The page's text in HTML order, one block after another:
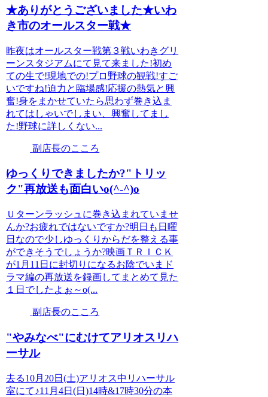
★ありがとうございました★いわ
き市のオールスター戦★
昨夜はオールスター戦第３戦いわきグリ
ーンスタジアムにて見て来ました!初め
ての生で!現地での!プロ野球の観戦!すご
いですね!迫力と臨場感!応援の熱気と興
奮!身をまかせていたら思わず巻き込ま
れてはしゃいでしまい、興奮してまし
た!野球に詳しくない...
副店長のこころ
ゆっくりできましたか?"トリッ
ク"再放送も面白いo(^-^)o
Ｕターンラッシュに巻き込まれていませ
んか?お疲れではないですか?明日も日曜
日なので少しゆっくりからだを整える事
ができそうでしょうか?映画ＴＲＩＣＫ
が1月11日に封切りになるお陰でいまド
ラマ編の再放送を録画してまとめて見た
１日でしたよぉ～o(...
副店長のこころ
"やみなべ"にむけてアリオスリハ
ーサル
去る10月20日(土)アリオス中リハーサル
室にて♪11月4日(日)14時&17時30分の本